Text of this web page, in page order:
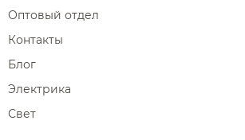
Оптовый отдел
Контакты
Блог
Электрика
Свет